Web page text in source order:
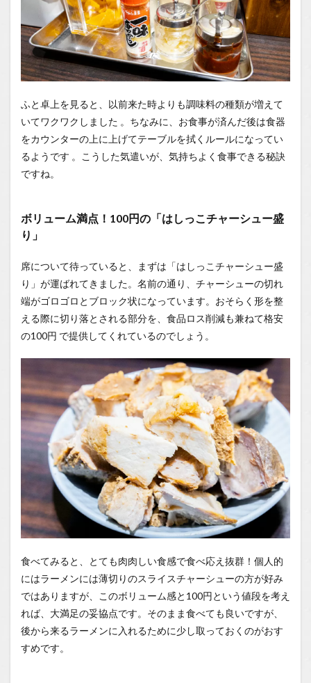
ふと卓上を見ると、以前来た時よりも調味料の種類が増えて
いてワクワクしました 。ちなみに、お食事が済んだ後は食器
をカウンターの上に上げてテーブルを拭くルールになってい
るようです 。こうした気遣いが、気持ちよく食事できる秘訣
ですね。
ボリューム満点！100円の「はしっこチャーシュー盛
り」
席について待っていると、まずは「はしっこチャーシュー盛
り」が運ばれてきました。名前の通り、チャーシューの切れ
端がゴロゴロとブロック状になっています。おそらく形を整
える際に切り落とされる部分を、食品ロス削減も兼ねて格安
の100円 で提供してくれているのでしょう。
食べてみると、とても肉肉しい食感で食べ応え抜群！個人的
にはラーメンには薄切りのスライスチャーシューの方が好み
ではありますが、このボリューム感と100円という値段を考え
れば、大満足の妥協点です。そのまま食べても良いですが、
後から来るラーメンに入れるために少し取っておくのがおす
すめです。